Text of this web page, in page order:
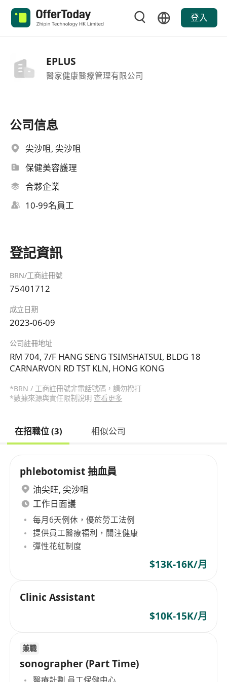
登入
EPLUS
醫家健康醫療管理有限公司
公司信息
尖沙咀, 尖沙咀
保健美容護理
合夥企業
10-99名員工
登記資訊
BRN/工商註冊號
75401712
成立日期
2023-06-09
公司註冊地址
RM 704, 7/F HANG SENG TSIMSHATSUI, BLDG 18
CARNARVON RD TST KLN, HONG KONG
*BRN / 工商註冊號非電話號碼，請勿撥打
*數據來源與責任限制說明 查看更多
在招職位 (3) 相似公司
phlebotomist 抽血員
油尖旺, 尖沙咀
工作日面議
每月6天例休，優於勞工法例
提供員工醫療福利，關注健康
彈性花紅制度
$13K-16K/月
Clinic Assistant
$10K-15K/月
兼職
sonographer (Part Time)